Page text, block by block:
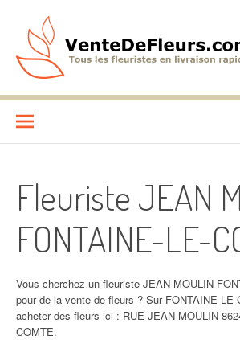
contenu
VenteDeFleurs.com
Fleuriste JEAN
FONTAINE-LE-
Vous cherchez un fleuriste JEAN MOULIN
pour de la vente de fleurs ? Sur FONTAINE-
acheter des fleurs ici : RUE JEAN MOULIN
COMTE.